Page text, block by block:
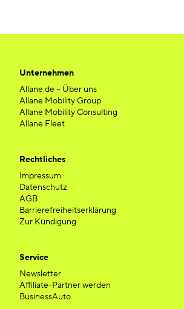
Unternehmen
Allane.de – Über uns
Allane Mobility Group
Allane Mobility Consulting
Allane Fleet
Rechtliches
Impressum
Datenschutz
AGB
Barrierefreiheitserklärung
Zur Kündigung
Service
Newsletter
Affiliate-Partner werden
BusinessAuto